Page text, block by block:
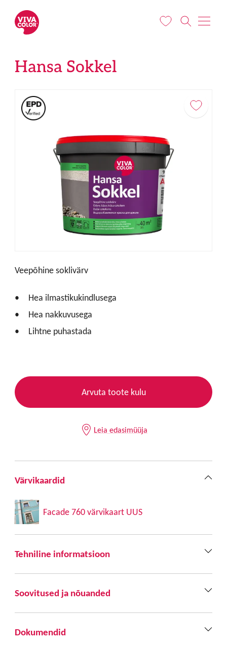
Hansa Sokkel
Veepõhine soklivärv
Hea ilmastikukindlusega
Hea nakkuvusega
Lihtne puhastada
Arvuta toote kulu
Leia edasimüüja
Värvikaardid
Facade 760 värvikaart UUS
Tehniline informatsioon
Soovitused ja nõuanded
Dokumendid